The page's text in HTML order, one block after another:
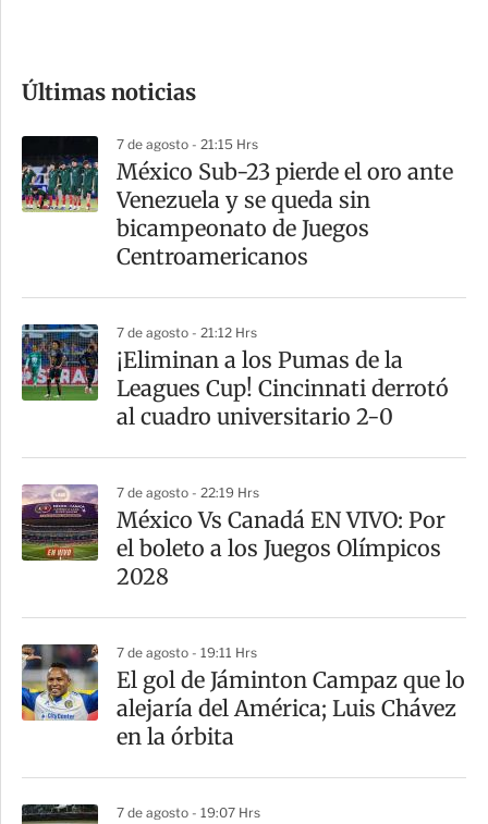
m
a
r
t
Últimas noticias
7 de agosto - 21:15 Hrs
México Sub-23 pierde el oro ante
Venezuela y se queda sin
bicampeonato de Juegos
Centroamericanos
7 de agosto - 21:12 Hrs
¡Eliminan a los Pumas de la
Leagues Cup! Cincinnati derrotó
al cuadro universitario 2-0
7 de agosto - 22:19 Hrs
México Vs Canadá EN VIVO: Por
el boleto a los Juegos Olímpicos
2028
7 de agosto - 19:11 Hrs
El gol de Jáminton Campaz que lo
alejaría del América; Luis Chávez
en la órbita
7 de agosto - 19:07 Hrs